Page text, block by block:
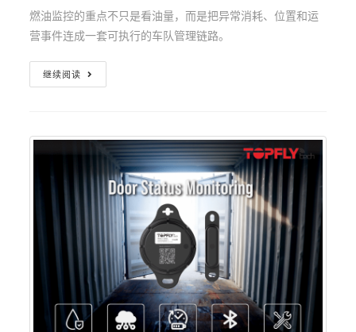
燃油监控的重点不只是看油量，而是把异常消耗、位置和运
营事件连成一套可执行的车队管理链路。
继续阅读